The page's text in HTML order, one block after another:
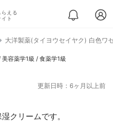
える
ト
大洋製薬(タイヨウセイヤク) 白色ワ
容薬学1級 / 食薬学1級
更新日時：6ヶ月以上前
クリームです。